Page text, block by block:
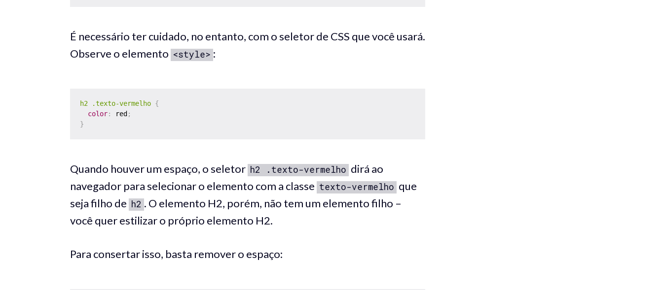
É necessário ter cuidado, no entanto, com o seletor de CSS que você usará.
Observe o elemento <style> :
h2 .texto-vermelho {
color: red ;
}
Quando houver um espaço, o seletor h2 .texto-vermelho dirá ao
navegador para selecionar o elemento com a classe texto-vermelho que
seja filho de h2 . O elemento H2, porém, não tem um elemento filho –
você quer estilizar o próprio elemento H2.
Para consertar isso, basta remover o espaço: